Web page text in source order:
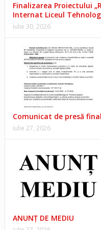
Finalizarea Proiectului
Internat Liceul
iulie 30, 2026
Comunicat de presă final
iulie 27, 2026
ANUNŢ DE MEDIU